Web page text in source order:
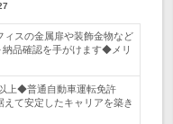
ィスの金属扉や装飾金物など
品確認を手がけます◆メリ
上◆普通自動車運転免許
て安定したキャリアを築き